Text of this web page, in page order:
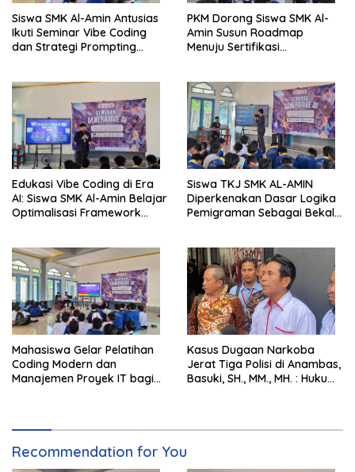
Siswa SMK Al-Amin Antusias
Ikuti Seminar Vibe Coding
dan Strategi Prompting
PKM Dorong Siswa SMK Al-
Amin Susun Roadmap
Menuju Sertifikasi
Edukasi Vibe Coding di Era
AI: Siswa SMK Al-Amin Belajar
Optimalisasi Framework
Siswa TKJ SMK AL-AMIN
Diperkenakan Dasar Logika
Pemigraman Sebagai Bekal
Mahasiswa Gelar Pelatihan
Coding Modern dan
Manajemen Proyek IT bagi
Kasus Dugaan Narkoba
Jerat Tiga Polisi di Anambas,
Basuki, SH., MM., MH. : Hukum
Recommendation for You